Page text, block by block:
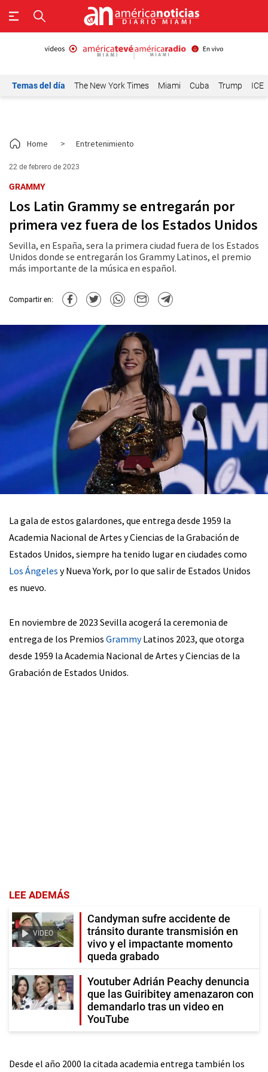
Temas del día The New York Times Miami Cuba Trump ICE
Home > Entretenimiento
22 de febrero de 2023
GRAMMY
Los Latin Grammy se entregarán por
primera vez fuera de los Estados Unidos
Sevilla, en España, sera la primera ciudad fuera de los Estados
Unidos donde se entregarán los Grammy Latinos, el premio
más importante de la música en español.
Compartir en:
La gala de estos galardones, que entrega desde 1959 la
Academia Nacional de Artes y Ciencias de la Grabación de
Estados Unidos, siempre ha tenido lugar en ciudades como
Los Ángeles y Nueva York, por lo que salir de Estados Unidos
es nuevo.
En noviembre de 2023 Sevilla acogerá la ceremonia de
entrega de los Premios GrammyLatinos 2023, que otorga
desde 1959 la Academia Nacional de Artes y Ciencias de la
Grabación de Estados Unidos.
LEE ADEMÁS
VIDEO
Candyman sufre accidente de
tránsito durante transmisión en
vivo y el impactante momento
queda grabado
Youtuber Adrián Peachy denuncia
que las Guiribitey amenazaron con
demandarlo tras un video en
YouTube
Desde el año 2000 la citada academia entrega también los